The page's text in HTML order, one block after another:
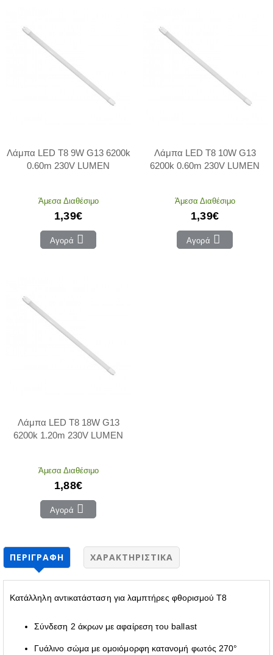
Λάμπα LED T8 9W G13 6200k
0.60m 230V LUMEN
Άμεσα Διαθέσιμο
1,39€
Αγορά
Λάμπα LED T8 10W G13
6200k 0.60m 230V LUMEN
Άμεσα Διαθέσιμο
1,39€
Αγορά
Λάμπα LED T8 18W G13
6200k 1.20m 230V LUMEN
Άμεσα Διαθέσιμο
1,88€
Αγορά
ΠΕΡΙΓΡΑΦΉ ΧΑΡΑΚΤΗΡΙΣΤΙΚΆ
Κατάλληλη αντικατάσταση για λαμπτήρες φθορισμού T8
Σύνδεση 2 άκρων με αφαίρεση του ballast
Γυάλινο σώμα με ομοιόμορφη κατανομή φωτός 270°